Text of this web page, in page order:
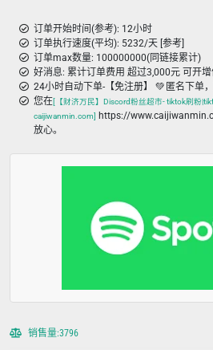
订单开始时间(参考): 12小时
订单执行速度(平均): 5232/天 [参考]
订单max数量: 100000000(同链接累计)
好消息: 累计订单费用 超过3,000元 可开
24小时自动下单-【免注册】 💚 匿名下单
您在[【财济万民】Discord粉丝超市- tiktok刷粉
caijiwanmin.com]
https://
放心。
销售量:3796